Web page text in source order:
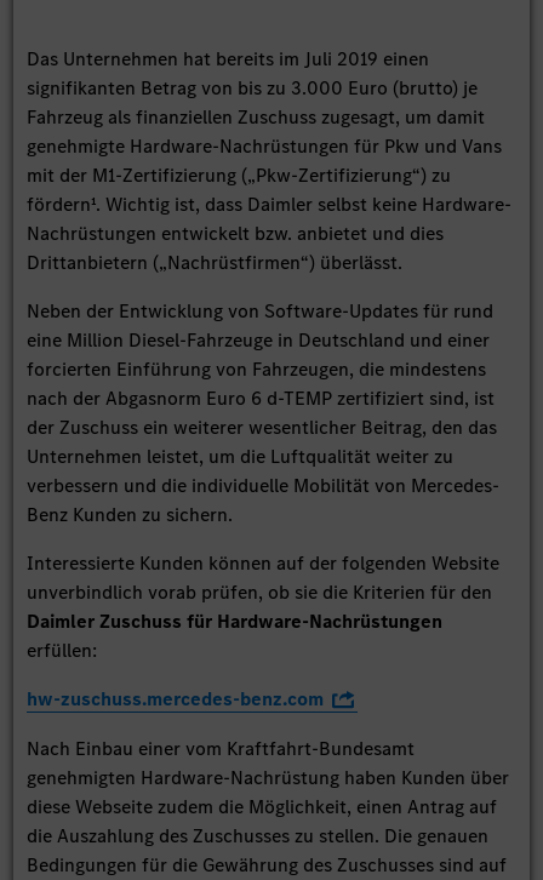
Das Unternehmen hat bereits im Juli 2019 einen
signifikanten Betrag von bis zu 3.000 Euro (brutto) je
Fahrzeug als finanziellen Zuschuss zugesagt, um damit
genehmigte Hardware-Nachrüstungen für Pkw und Vans
mit der M1-Zertifizierung („Pkw-Zertifizierung“) zu
fördern¹. Wichtig ist, dass Daimler selbst keine Hardware-
Nachrüstungen entwickelt bzw. anbietet und dies
Drittanbietern („Nachrüstfirmen“) überlässt.
Neben der Entwicklung von Software-Updates für rund
eine Million Diesel-Fahrzeuge in Deutschland und einer
forcierten Einführung von Fahrzeugen, die mindestens
nach der Abgasnorm Euro 6 d-TEMP zertifiziert sind, ist
der Zuschuss ein weiterer wesentlicher Beitrag, den das
Unternehmen leistet, um die Luftqualität weiter zu
verbessern und die individuelle Mobilität von Mercedes-
Benz Kunden zu sichern.
Interessierte Kunden können auf der folgenden Website
unverbindlich vorab prüfen, ob sie die Kriterien für den
Daimler Zuschuss für Hardware-Nachrüstungen
erfüllen:
hw-zuschuss.mercedes-benz.com
Nach Einbau einer vom Kraftfahrt-Bundesamt
genehmigten Hardware-Nachrüstung haben Kunden über
diese Webseite zudem die Möglichkeit, einen Antrag auf
die Auszahlung des Zuschusses zu stellen. Die genauen
Bedingungen für die Gewährung des Zuschusses sind auf